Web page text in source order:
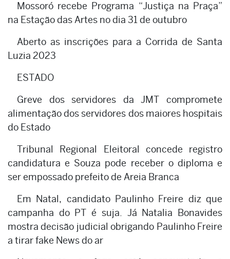
Mossoró recebe Programa “Justiça na Praça”
na Estação das Artes no dia 31 de outubro
Aberto as inscrições para a Corrida de Santa
Luzia 2023
ESTADO
Greve dos servidores da JMT compromete
alimentação dos servidores dos maiores hospitais
do Estado
Tribunal Regional Eleitoral concede registro
candidatura e Souza pode receber o diploma e
ser empossado prefeito de Areia Branca
Em Natal, candidato Paulinho Freire diz que
campanha do PT é suja. Já Natalia Bonavides
mostra decisão judicial obrigando Paulinho Freire
a tirar fake News do ar